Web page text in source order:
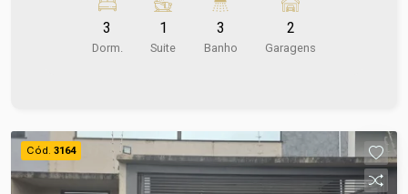
aproveitamento dos espaços. Um projeto
moderno que valoriza cada ambiente, ideal para
quem busca um lar atual e bem estruturado.
garantindo praticidade e comodidade no dia a dia.
Uma excelente oportunidade para morar com
qualidade, em um endereço valorizado e com
3
Dorm.
1
Suite
3
Banho
2
Garagens
Cód. 3164